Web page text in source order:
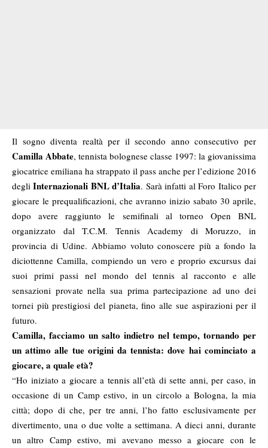
Il sogno diventa realtà per il secondo anno consecutivo per
Camilla Abbate, tennista bolognese classe 1997: la giovanissima
giocatrice emiliana ha strappato il pass anche per l’edizione 2016
degliInternazionali BNL d’Italia. Sarà infatti al Foro Italico per
giocare le prequalificazioni, che avranno inizio sabato 30 aprile,
dopo avere raggiunto le semifinali al torneo Open BNL
organizzato dal T.C.M. Tennis Academy di Moruzzo, in
provincia di Udine. Abbiamo voluto conoscere più a fondo la
diciottenne Camilla, compiendo un vero e proprio excursus dai
suoi primi passi nel mondo del tennis al racconto e alle
sensazioni provate nella sua prima partecipazione ad uno dei
tornei più prestigiosi del pianeta, fino alle sue aspirazioni per il
futuro.
Camilla, facciamo un salto indietro nel tempo, tornando per
un attimo alle tue origini da tennista: dove hai cominciato a
giocare, a quale età?
“Ho iniziato a giocare a tennis all’età di sette anni, per caso, in
occasione di un Camp estivo, in un circolo a Bologna, la mia
città; dopo di che, per tre anni, l’ho fatto esclusivamente per
divertimento, una o due volte a settimana. A dieci anni, durante
un altro Camp estivo, mi avevano messo a giocare con le